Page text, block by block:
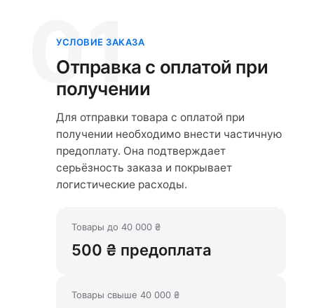
01
УСЛОВИЕ ЗАКАЗА
Отправка с оплатой при
получении
Для отправки товара с оплатой при
получении необходимо внести частичную
предоплату. Она подтверждает
серьёзность заказа и покрывает
логистические расходы.
Товары до 40 000 ₴
500 ₴ предоплата
Товары свыше 40 000 ₴